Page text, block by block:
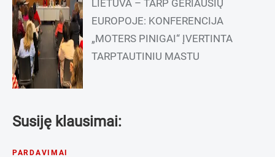
LIETUVA – TARP GERIAUSIŲ
EUROPOJE: KONFERENCIJA
„MOTERS PINIGAI“ ĮVERTINTA
TARPTAUTINIU MASTU
Susiję klausimai:
PARDAVIMAI